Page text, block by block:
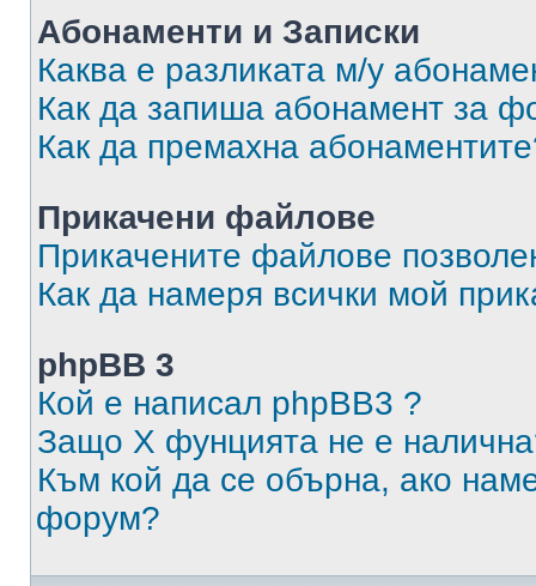
Абонаменти и Записки
Каква е разликата м/у
Как да запиша абонамент за
Как да премахна
Прикачени файлове
Прикачените файлове
Как да намеря всички мой
phpBB 3
Кой е написал phpBB3 ?
Защо X фунцията не е
Към кой да се обърна, ако
форум?